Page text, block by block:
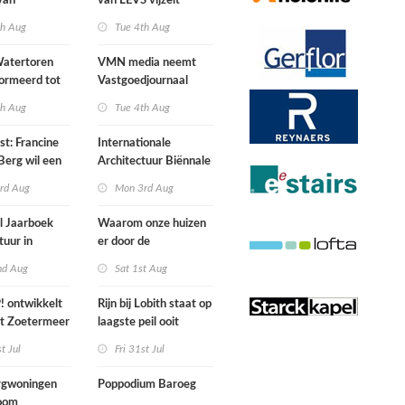
Aug
tot
in
Aug
Francine
wil een
Aug
Jaarboek
in
Aug
ontwikkelt
Zoetermeer
Jul
restruimte op
Tue 4th Aug
VMN media neemt
Vastgoedjournaal
Tue 4th Aug
Internationale
Architectuur Biënnale
Mon 3rd Aug
Waarom onze huizen
er door de
anders gaan uitzien
Sat 1st Aug
Rijn bij Lobith staat op
laagste peil ooit
Fri 31st Jul
Poppodium Baroeg